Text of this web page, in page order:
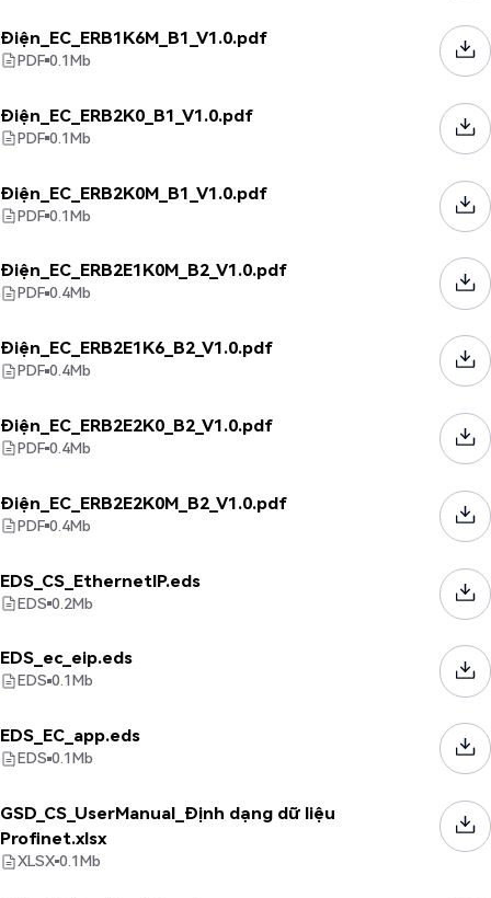
Điện_EC_ERB1K6M_B1_V1.0.pdf
PDF 0.1Mb
Điện_EC_ERB2K0_B1_V1.0.pdf
PDF 0.1Mb
Điện_EC_ERB2K0M_B1_V1.0.pdf
PDF 0.1Mb
Điện_EC_ERB2E1K0M_B2_V1.0.pdf
PDF 0.4Mb
Điện_EC_ERB2E1K6_B2_V1.0.pdf
PDF 0.4Mb
Điện_EC_ERB2E2K0_B2_V1.0.pdf
PDF 0.4Mb
Điện_EC_ERB2E2K0M_B2_V1.0.pdf
PDF 0.4Mb
EDS_CS_EthernetIP.eds
EDS 0.2Mb
EDS_ec_eip.eds
EDS 0.1Mb
EDS_EC_app.eds
EDS 0.1Mb
GSD_CS_UserManual_Định dạng dữ liệu
Profinet.xlsx
XLSX 0.1Mb